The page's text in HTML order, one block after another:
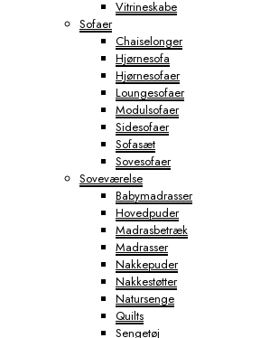
Vitrineskabe
Sofaer
Chaiselonger
Hjørnesofa
Hjørnesofaer
Loungesofaer
Modulsofaer
Sidesofaer
Sofasæt
Sovesofaer
Soveværelse
Babymadrasser
Hovedpuder
Madrasbetræk
Madrasser
Nakkepuder
Nakkestøtter
Natursenge
Quilts
Sengetøj